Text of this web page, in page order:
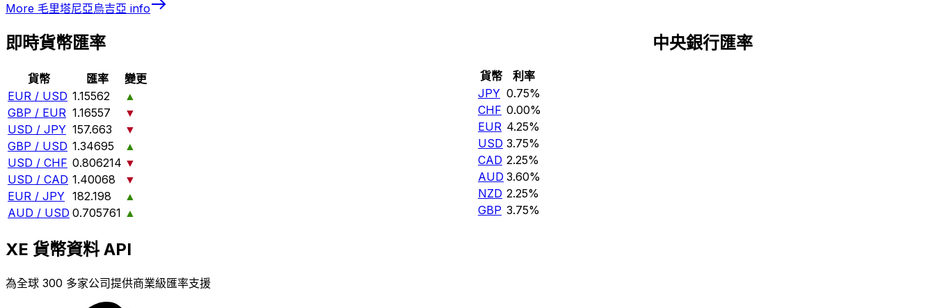
More 毛里塔尼亞烏吉亞 info
即時貨幣匯率
貨幣 匯率
變更
EUR / USD 1.15562
▲
GBP / EUR 1.16557
▼
USD / JPY 157.663
▼
GBP / USD 1.34695
▲
USD / CHF 0.806214 ▼
USD / CAD 1.40068
▼
EUR / JPY 182.198
▲
AUD / USD 0.705761 ▲
中央銀行匯率
貨幣
利率
JPY 0.75%
CHF 0.00%
EUR 4.25%
USD 3.75%
CAD 2.25%
AUD 3.60%
NZD 2.25%
GBP 3.75%
XE 貨幣資料 API
為全球 300 多家公司提供商業級匯率支援